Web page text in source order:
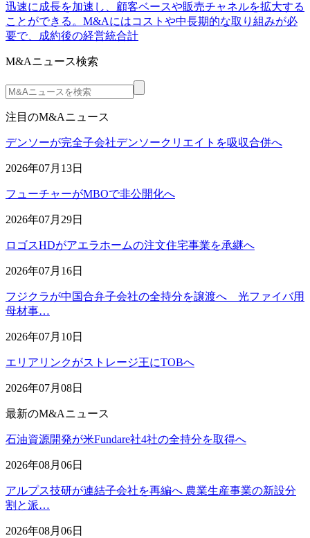
迅速に成長を加速し、顧客ベースや販売チャネルを拡大する
ことができる。M&Aにはコストや中長期的な取り組みが必
要で、成約後の経営統合計
M&Aニュース検索
注目のM&Aニュース
デンソーが完全子会社デンソークリエイトを吸収合併へ
2026年07月13日
フューチャーがMBOで非公開化へ
2026年07月29日
ロゴスHDがアエラホームの注文住宅事業を承継へ
2026年07月16日
フジクラが中国合弁子会社の全持分を譲渡へ 光ファイバ用
母材事…
2026年07月10日
エリアリンクがストレージ王にTOBへ
2026年07月08日
最新のM&Aニュース
石油資源開発が米Fundare社4社の全持分を取得へ
2026年08月06日
アルプス技研が連結子会社を再編へ 農業生産事業の新設分
割と派…
2026年08月06日